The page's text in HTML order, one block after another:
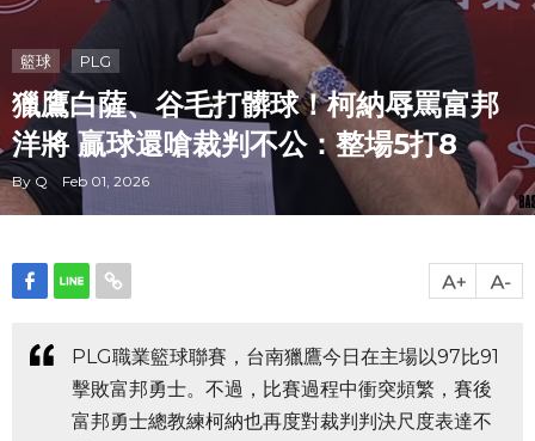
籃球 PLG
獵鷹白薩、谷毛打髒球！柯納辱罵富邦
洋將 贏球還嗆裁判不公：整場5打8
By Q Feb 01, 2026
PLG職業籃球聯賽，台南獵鷹今日在主場以97比91
擊敗富邦勇士。不過，比賽過程中衝突頻繁，賽後
富邦勇士總教練柯納也再度對裁判判決尺度表達不